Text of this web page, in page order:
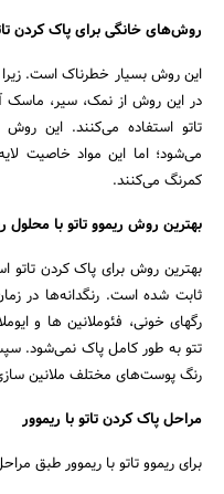
روش‌های خانگی برای پاک کردن
این روش بسیار خطرناک است.
در این روش از نمک، سیر، ماسک
تاتو استفاده می‌کنند. این
می‌شود؛ اما این مواد خاصیت
کمرنگ می‌کنند.
بهترین روش ریموو تاتو با محلول
بهترین روش برای پاک کردن تاتو
ثابت شده است. رنگدانه‌ها در
رگهای خونی، فئوملانین ها و
تتو به طور کامل پاک نمی‌شود. سپس
رنگ پوست‌های مختلف ملانین
مراحل پاک کردن تاتو با ریموور
برای ریموو تاتو با ریموور طبق